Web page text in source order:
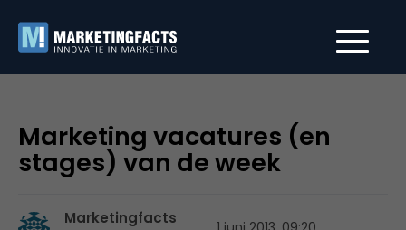
Marketing vacatures (en
stages) van de week
Marketingfacts